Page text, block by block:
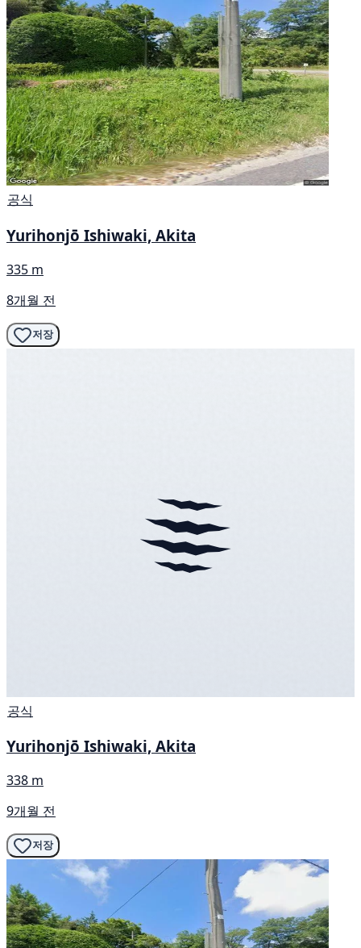
공식
Yurihonjō Ishiwaki, Akita
335 m
8개월 전
저장
공식
Yurihonjō Ishiwaki, Akita
338 m
9개월 전
저장